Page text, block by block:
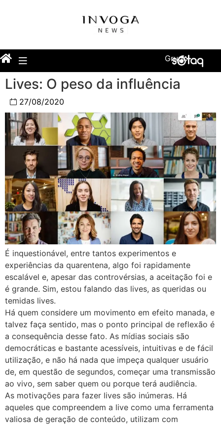
Grupo
Lives: O peso da influência
27/08/2020
É inquestionável, entre tantos experimentos e
experiências da quarentena, algo foi rapidamente
escalável e, apesar das controvérsias, a aceitação foi e
é grande. Sim, estou falando das lives, as queridas ou
temidas lives.
Há quem considere um movimento em efeito manada, e
talvez faça sentido, mas o ponto principal de reflexão é
a consequência desse fato. As mídias sociais são
democráticas e bastante acessíveis, intuitivas e de fácil
utilização, e não há nada que impeça qualquer usuário
de, em questão de segundos, começar uma transmissão
ao vivo, sem saber quem ou porque terá audiência.
As motivações para fazer lives são inúmeras. Há
aqueles que compreendem a live como uma ferramenta
valiosa de geração de conteúdo, utilizam com